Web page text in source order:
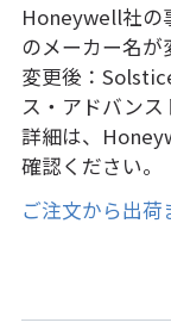
Honeywell社の
のメーカー名が
変更後：
ス・アドバンス
詳細は、
確認ください。
ご注文から出荷